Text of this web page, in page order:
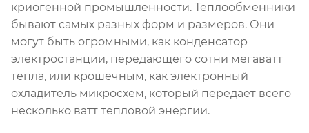
криогенной промышленности. Теплообменники
бывают самых разных форм и размеров. Они
могут быть огромными, как конденсатор
электростанции, передающего сотни мегаватт
тепла, или крошечным, как электронный
охладитель микросхем, который передает всего
несколько ватт тепловой энергии.